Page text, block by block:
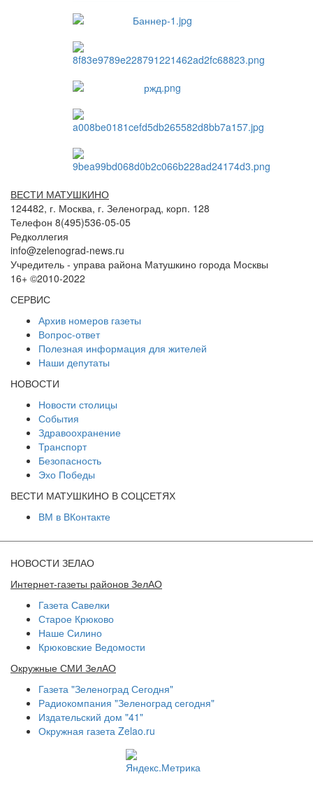
ВЕСТИ МАТУШКИНО
124482, г. Москва, г. Зеленоград, корп. 128
Телефон 8(495)536-05-05
Редколлегия
info@zelenograd-news.ru
Учредитель - управа района Матушкино города Москвы
16+ ©2010-2022
СЕРВИС
Архив номеров газеты
Вопрос-ответ
Полезная информация для жителей
Наши депутаты
НОВОСТИ
Новости столицы
События
Здравоохранение
Транспорт
Безопасность
Эхо Победы
ВЕСТИ МАТУШКИНО В СОЦСЕТЯХ
ВМ в ВКонтакте
НОВОСТИ ЗЕЛАО
Интернет-газеты районов ЗелАО
Газета Савелки
Старое Крюково
Наше Силино
Крюковские Ведомости
Окружные СМИ ЗелАО
Газета "Зеленоград Сегодня"
Радиокомпания "Зеленоград сегодня"
Издательский дом "41"
Окружная газета Zelao.ru